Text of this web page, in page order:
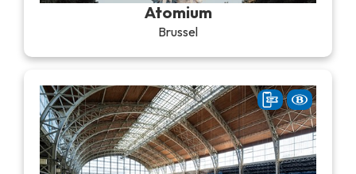
Atomium
Brussel